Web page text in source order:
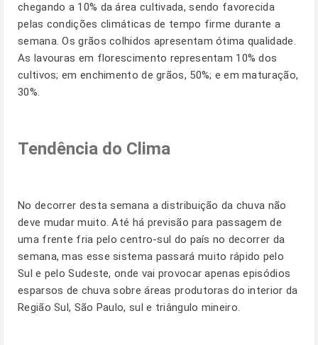
chegando a 10% da área cultivada, sendo favorecida
pelas condições climáticas de tempo firme durante a
semana. Os grãos colhidos apresentam ótima qualidade.
As lavouras em florescimento representam 10% dos
cultivos; em enchimento de grãos, 50%; e em maturação,
30%.
Tendência do Clima
No decorrer desta semana a distribuição da chuva não
deve mudar muito. Até há previsão para passagem de
uma frente fria pelo centro-sul do país no decorrer da
semana, mas esse sistema passará muito rápido pelo
Sul e pelo Sudeste, onde vai provocar apenas episódios
esparsos de chuva sobre áreas produtoras do interior da
Região Sul, São Paulo, sul e triângulo mineiro.